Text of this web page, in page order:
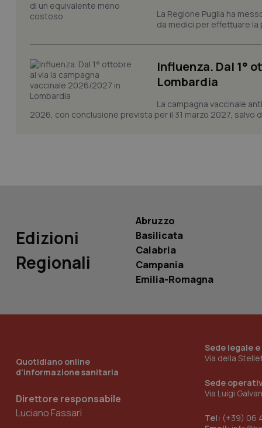
La Regione Puglia ha
da medici per effettuare la
Influenza. Dal 1°
Lombardia
La campagna vaccinale
2026, con conclusione prevista per il 31 marzo 2027, salvo
Edizioni
Regionali
Abruzzo
Basilicata
Calabria
Campania
Emilia-Romagna
Quotidiano online
d'informazione sanitaria
Direttore responsabile
Luciano Fassari
Sede legale
Via della
Sede
Via Luigi
Tel: (+39) 06
PHPSESSID
_ga_KM60CM4NPH
tracking-sites-
ironfish-tracking-
named-enable